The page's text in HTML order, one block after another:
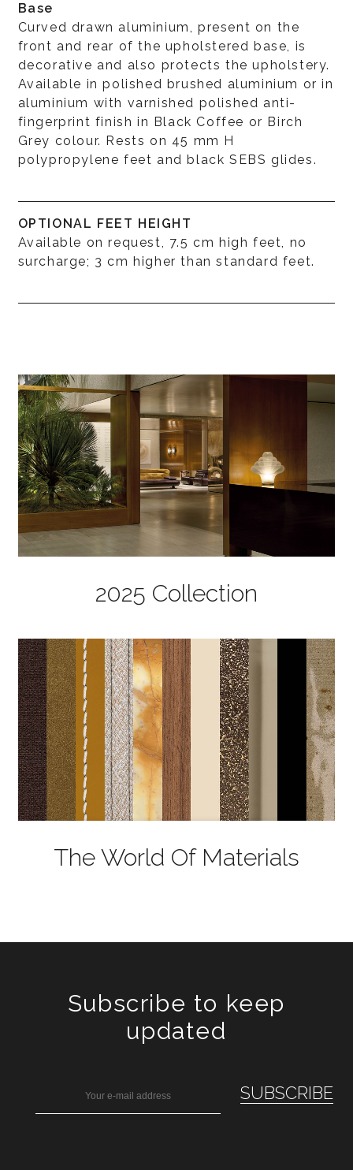
Base
Curved drawn aluminium, present on the
front and rear of the upholstered base, is
decorative and also protects the upholstery.
Available in polished brushed aluminium or in
aluminium with varnished polished anti-
fingerprint finish in Black Coffee or Birch
Grey colour. Rests on 45 mm H
polypropylene feet and black SEBS glides.
OPTIONAL FEET HEIGHT
Available on request, 7.5 cm high feet, no
surcharge; 3 cm higher than standard feet.
2025 Collection
The World Of Materials
Subscribe to keep
updated